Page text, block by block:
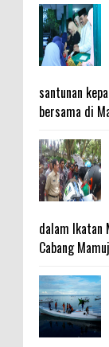
santunan
bersama di
dalam Ikatan
Cabang